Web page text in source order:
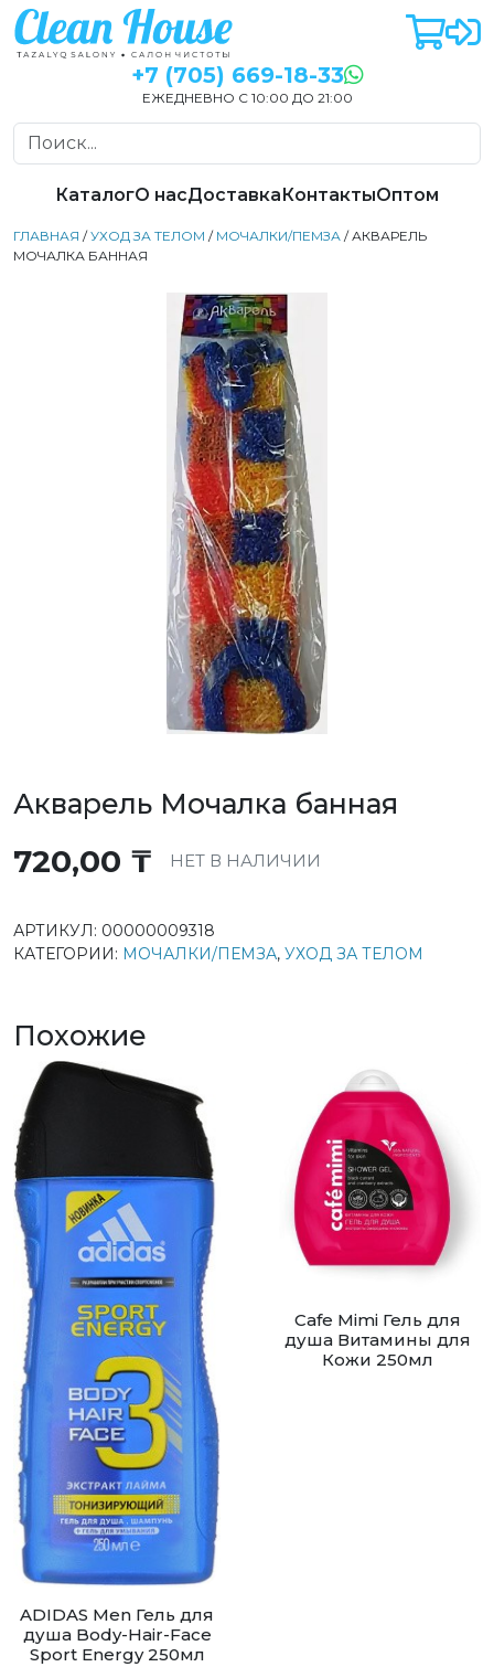
+7 (705) 669-18-33
ЕЖЕДНЕВНО С 10:00 ДО 21:00
КаталогО насДоставкаКонтактыОптом
ГЛАВНАЯ /УХОД ЗА ТЕЛОМ / МОЧАЛКИ/ПЕМЗА / АКВАРЕЛЬ
МОЧАЛКА БАННАЯ
Акварель Мочалка банная
720,00 ₸ НЕТ В НАЛИЧИИ
АРТИКУЛ: 00000009318
КАТЕГОРИИ: МОЧАЛКИ/ПЕМЗА, УХОД ЗА ТЕЛОМ
Похожие
ADIDAS Men Гель для
душа Body-Hair-Face
Sport Energy 250мл
Cafe Mimi Гель для
душа Витамины для
Кожи 250мл